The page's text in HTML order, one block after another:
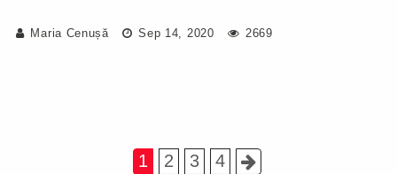
Maria Cenușă Sep 14, 2020 2669
1 2 3 4